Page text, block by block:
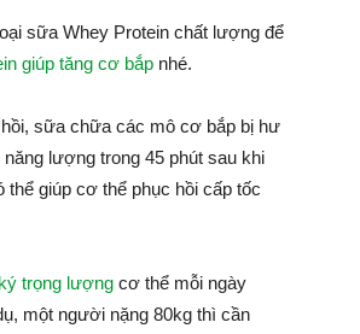
sữa Whey Protein chất lượng để
giúp tăng cơ bắp nhé.
sữa chữa các mô cơ bắp bị hư
lượng trong 45 phút sau khi
thể giúp cơ thể phục hồi cấp tốc
trọng lượng cơ thể mỗi ngày
một người nặng 80kg thì cần